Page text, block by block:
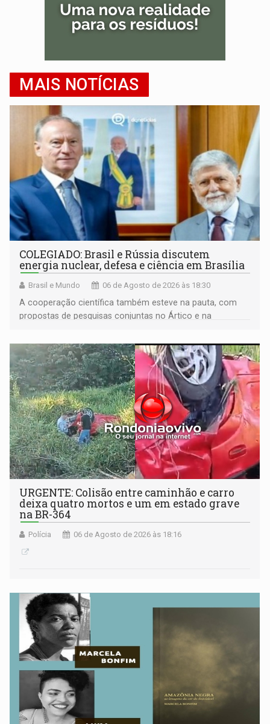
MAIS NOTÍCIAS
COLEGIADO: Brasil e Rússia discutem
energia nuclear, defesa e ciência em Brasília
Brasil e Mundo 06 de Agosto de 2026 às 18:30
A cooperação científica também esteve na pauta, com
propostas de pesquisas conjuntas no Ártico e na
URGENTE: Colisão entre caminhão e carro
deixa quatro mortos e um em estado grave
na BR-364
Polícia 06 de Agosto de 2026 às 18:16